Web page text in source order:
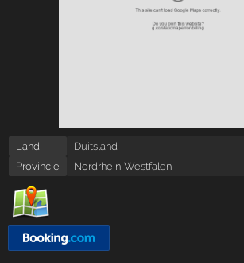
Land
Duitsland
Provincie
Nordrhein-Westfalen